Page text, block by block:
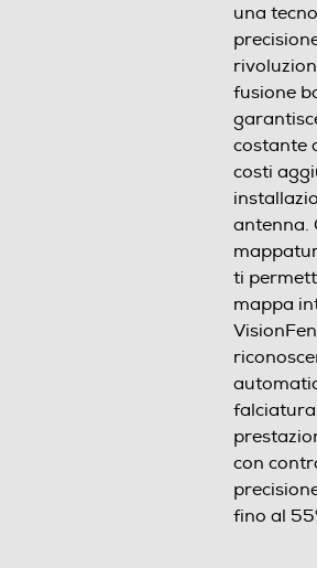
una
fusione
costante
costi
antenna.
ti
mappa
falciatura
con
fino al